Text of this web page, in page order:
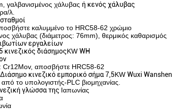
γαλβανισμένος χάλυβας ή κενός χάλυβας
λ.
καλυμμένο το HRC58-62 χρώμιο
χάλυβας (διάμετρος: 76mm), θερμικός καθαρισμός
εργαλείων
κινεζικός διάσημοςKW WH
Cr12Mov, αποσβήστε HRC58-62
Διάσημο κινεζικό εμπορικό σήμα 7,5KW Wuxi Wanshen
το υπολογιστής-PLC βιομηχανίας.
γλώσσα της Ιαπωνίας